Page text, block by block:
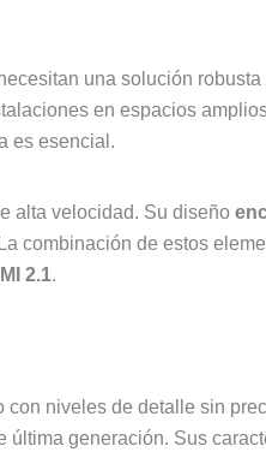
una solución
en espacios
es esencial.
alta velocidad. Su diseño
combinación de estos
2.1.
niveles de detalle sin
generación. Sus